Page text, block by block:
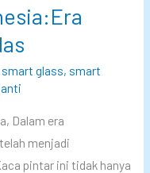
glass, smart
Dalam era
menjadi
pintar ini tidak hanya